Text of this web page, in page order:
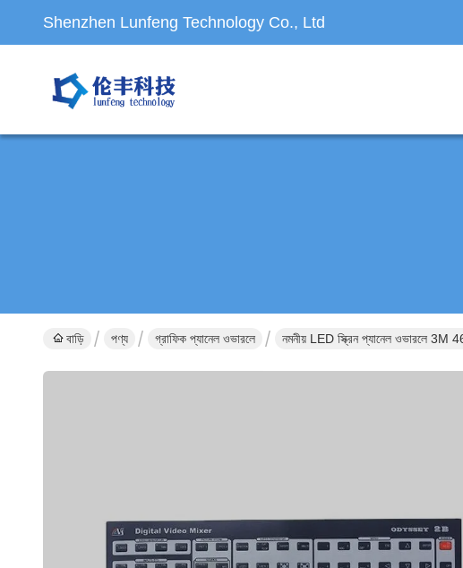
Shenzhen Lunfeng Technology Co., Ltd
বাড়ি পণ্য গ্রাফিক প্যানেল ওভারলে নমনীয় LED স্ক্রিন প্যানেল ওভারলে